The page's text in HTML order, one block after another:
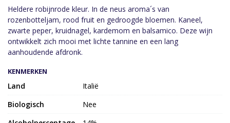
Heldere robijnrode kleur. In de neus aroma´s van
rozenbotteljam, rood fruit en gedroogde bloemen. Kaneel,
zwarte peper, kruidnagel, kardemom en balsamico. Deze wijn
ontwikkelt zich mooi met lichte tannine en een lang
aanhoudende afdronk.
KENMERKEN
Land
Italië
Biologisch
Nee